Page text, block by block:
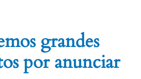
grandes
por anunciar